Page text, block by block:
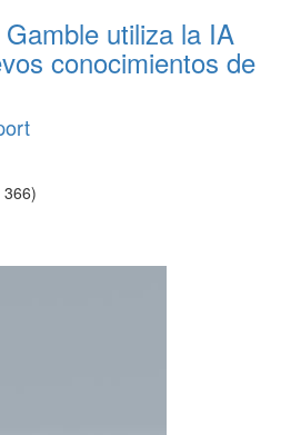
utiliza la IA
conocimientos de
366)